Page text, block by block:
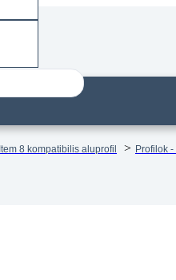
Item 8 kompatibilis aluprofil Profilok